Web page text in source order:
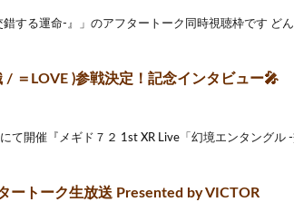
錯する運命-』」のアフタートーク同時視聴枠です ど
/ ＝LOVE )参戦決定！記念インタビュー🎤
て開催『メギド７２ 1st XR Live「幻境エンタングル -
ートーク生放送 Presented by VICTOR